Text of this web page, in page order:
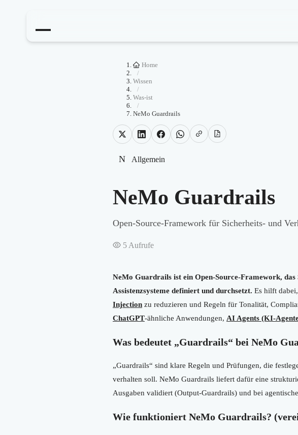
Home
/
Wissen
/
Was-ist
/
NeMo Guardrails
N Allgemein
NeMo Guardrails
Open-Source-Framework für Sicherheits- und
5 Aufrufe
NeMo Guardrails ist ein Open-Source-Framework,
Assistenzsysteme definiert und durchsetzt. Es hilft
Injection zu reduzieren und Regeln für Tonalität,
ChatGPT-ähnliche Anwendungen, AI Agents (KI-
Was bedeutet „Guardrails“ bei NeMo
„Guardrails“ sind klare Regeln und Prüfungen, die
verhalten soll. NeMo Guardrails liefert dafür eine
Ausgaben validiert (Output-Guardrails) und bei
Wie funktioniert NeMo Guardrails?